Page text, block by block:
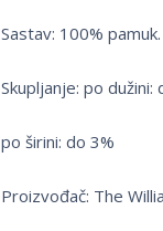
Sastav: 100% pamuk.
Skupljanje: po dužini:
po širini: do 3%
Proizvođač: The